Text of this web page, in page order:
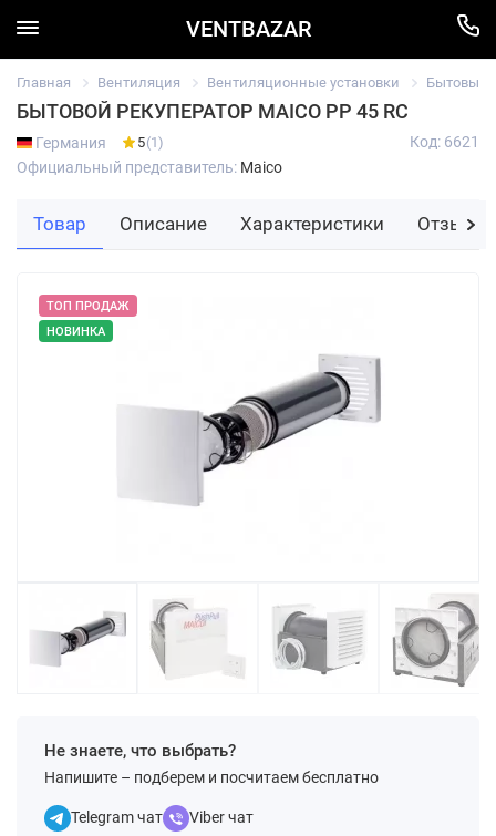
VENTBAZAR
Главная Вентиляция Вентиляционные установки Бытовые
БЫТОВОЙ РЕКУПЕРАТОР MAICO PP 45 RC
Германия 5(1)
Официальный представитель: Maico
Код: 6621
ТОП ПРОДАЖ
НОВИНКА
Не знаете, что выбрать?
Напишите – подберем и посчитаем бесплатно
Telegram чат Viber чат
Товар Описание Характеристики Отзывы